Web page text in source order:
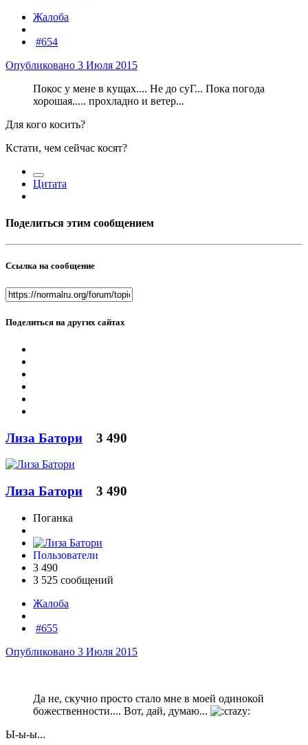
Жалоба
#654
Опубликовано 3 Июля 2015
Покос у мене в кущах.... Не до суГ... Пока погода
хорошая..... прохладно и ветер...
Для кого косить?
Кстати, чем сейчас косят?
Цитата
Поделиться этим сообщением
Ссылка на сообщение
Поделиться на других сайтах
Лиза Батори 3 490
Лиза Батори 3 490
Поганка
Пользователи
3 490
3 525 сообщений
Жалоба
#655
Опубликовано 3 Июля 2015
Да не, скучно просто стало мне в моей одинокой
божественности.... Вот, дай, думаю...
Ы-ы-ы...